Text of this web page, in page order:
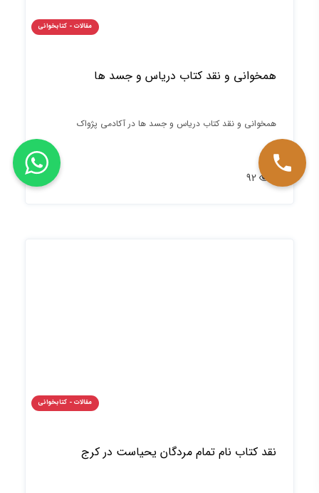
مقالات - کتابخوانی
همخوانی و نقد کتاب دریاس و جسد ها
همخوانی و نقد کتاب دریاس و جسد ها در آکادمی پژواک
مقالات - کتابخوانی
نقد کتاب نام تمام مردگان یحیاست در کرج